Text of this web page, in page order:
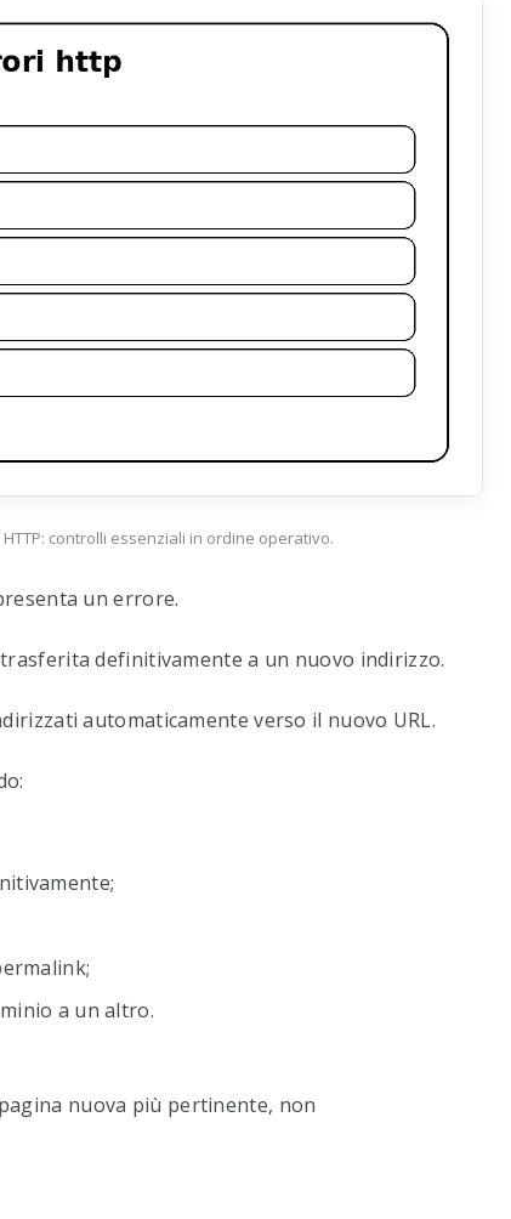
controlli essenziali in ordine operativo.
un errore.
definitivamente a un nuovo indirizzo.
automaticamente verso il nuovo URL.
a un altro.
nuova più pertinente, non